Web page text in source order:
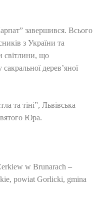
завершився. Всього
з України та
світлини, що
дерев’яної
та тіні”, Львівська
Юра.
w Brunarach –
powiat Gorlicki, gmina